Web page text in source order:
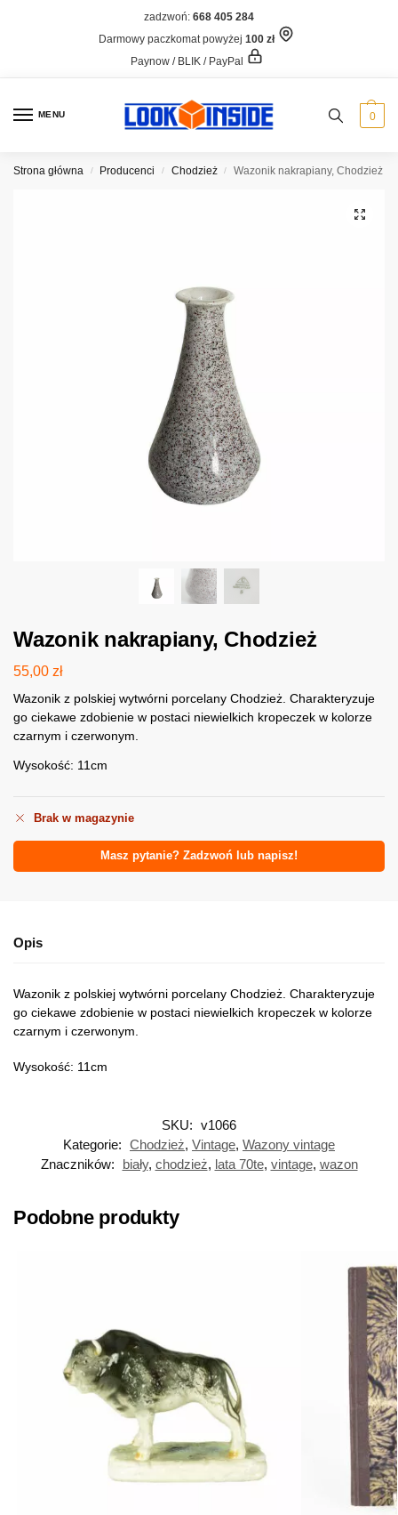
zadzwoń: 668 405 284
Darmowy paczkomat powyżej 100 zł
Paynow / BLIK / PayPal
MENU 0
Strona główna / Producenci / Chodzież / Wazonik nakrapiany, Chodzież
Wazonik nakrapiany, Chodzież
55,00 zł
Wazonik z polskiej wytwórni porcelany Chodzież. Charakteryzuje
go ciekawe zdobienie w postaci niewielkich kropeczek w kolorze
czarnym i czerwonym.
Wysokość: 11cm
Brak w magazynie
Masz pytanie? Zadzwoń lub napisz!
Opis
Wazonik z polskiej wytwórni porcelany Chodzież. Charakteryzuje
go ciekawe zdobienie w postaci niewielkich kropeczek w kolorze
czarnym i czerwonym.
Wysokość: 11cm
SKU: v1066
Kategorie: Chodzież, Vintage, Wazony vintage
Znaczników:
biały, chodzież, lata 70te, vintage, wazon
Podobne produkty